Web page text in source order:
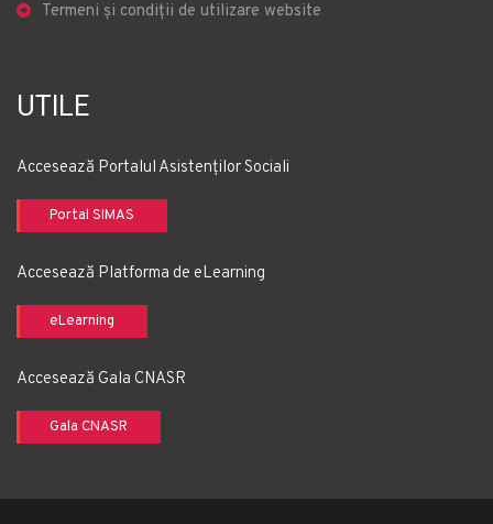
Termeni și condiții de utilizare website
UTILE
Accesează Portalul Asistenților Sociali
Portal SIMAS
Accesează Platforma de eLearning
eLearning
Accesează Gala CNASR
Gala CNASR